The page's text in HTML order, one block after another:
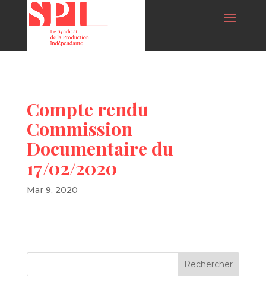
Compte rendu
Commission
Documentaire du
17/02/2020
Mar 9, 2020